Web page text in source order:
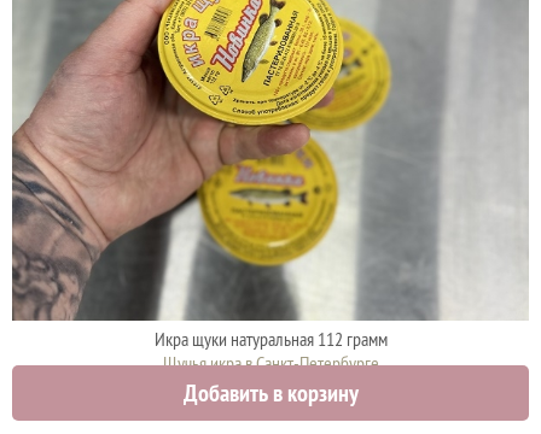
Икра щуки натуральная 112 грамм
Щучья икра в Санкт-Петербурге
920 руб.
Добавить в корзину